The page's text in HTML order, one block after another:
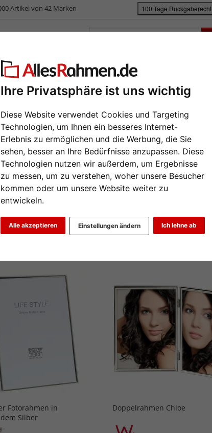
Ihre Privatsphäre ist uns wichtig
Diese Website verwendet Cookies und Targeting
Technologien, um Ihnen ein besseres Internet-
Erlebnis zu ermöglichen und die Werbung, die Sie
sehen, besser an Ihre Bedürfnisse anzupassen. Diese
Technologien nutzen wir außerdem, um Ergebnisse
zu messen, um zu verstehen, woher unsere Besucher
kommen oder um unsere Website weiter zu
entwickeln.
Alle akzeptieren Ich lehne ab
Einstellungen ändern
Artikel von 42 Marken 100 Tage Rückgaberecht
Shop Rahmengrößen Alle Formate
6x9
Marke
Tischaufsteller
Fotorahmen in
Silber
Doppelrahmen Chloe